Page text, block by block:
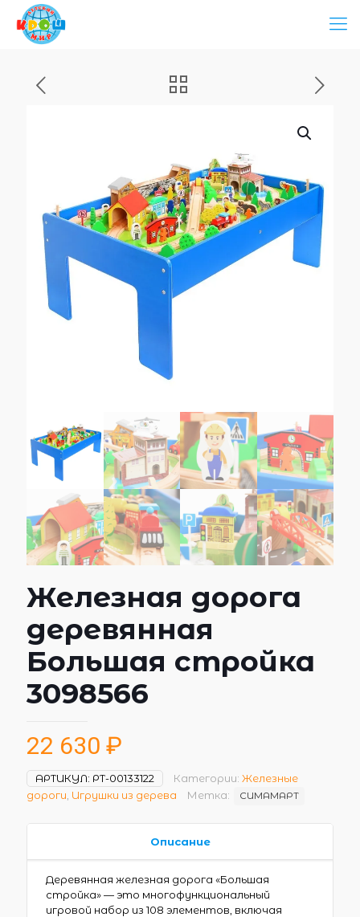
Железная дорога
деревянная
Большая стройка
3098566
22 630 ₽
АРТИКУЛ: РТ-00133122 Категории: Железные
дороги Игрушки из дерева Метка: СИМАМАРТ
Описание
Деревянная железная дорога «Большая
стройка» — это многофункциональный
игровой набор из 108 элементов, включая